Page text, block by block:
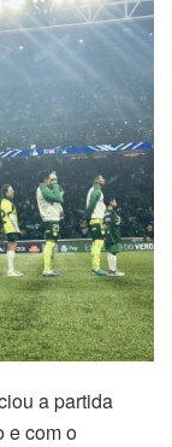
a partida
e com o